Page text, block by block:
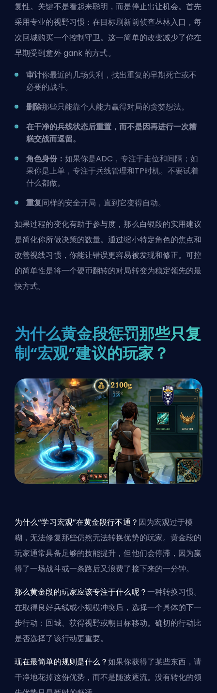
复性。关键不是看起来聪明，而是停止出让机会。首先
采用专业的视野习惯：在目标刷新前侦查丛林入口，每
次回城购买一个控制守卫。这一简单的改变减少了你在
早期受到意外 gank 的方式。
审计你最近的几场失利，找出重复的早期死亡或不
必要的战斗。
删除那些只能靠个人能力赢得对局的贪婪想法。
在干净的兵线状态后重置 ，而不是因再进行一次糟
糕交战而逗留。
角色身份： 如果你是ADC，专注于走位和间隔；如
果你是上单，专注于兵线管理和TP时机。不要试着
什么都做。
重复同样的安全开局，直到它变得自动。
如果过程的变化有助于参与度，那么白银段的实用建议
是简化你所做决策的数量。通过缩小特定角色的焦点和
改善视线习惯，你能让错误更容易被发现和修正。可控
的简单性是将一个硬币翻转的对局转变为稳定领先的最
快方式。
为什么黄金段惩罚那些只复
制“宏观”建议的玩家？
为什么“学习宏观”在黄金段行不通？ 因为宏观过于模
糊，无法修复那些仍然无法转换优势的玩家。黄金段的
玩家通常具备足够的技能提升，但他们会停滞，因为赢
得了一场战斗或一条路后又浪费了接下来的一分钟。
那么黄金段的玩家应该专注于什么呢？一种转换习惯。
在取得良好兵线或小规模冲突后，选择一个具体的下一
步行动：回城、获得视野或朝目标移动。确切的行动比
是否选择了该行动更重要。
现在最简单的规则是什么？如果你获得了某些东西，请
干净地花掉这份优势，而不是随波逐流。没有转化的领